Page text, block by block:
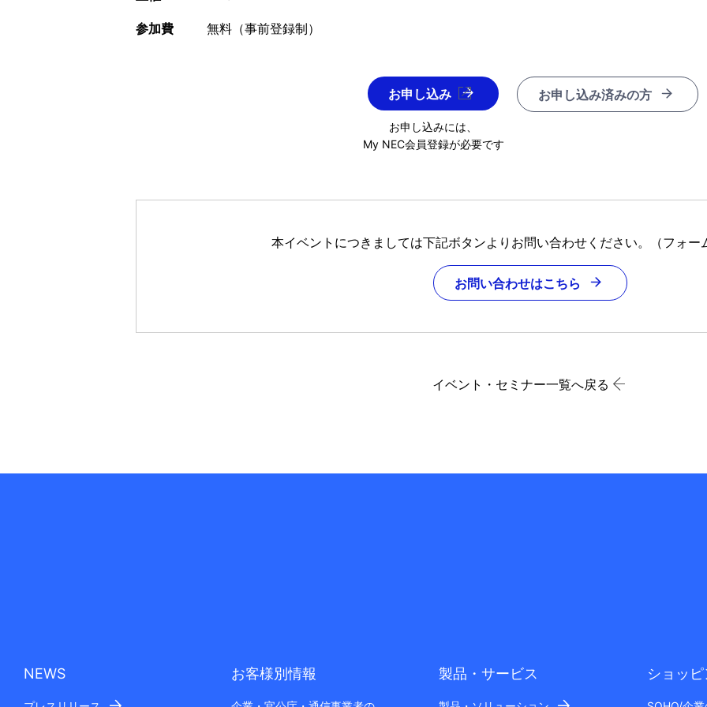
参加費 無料（事前登録制）
お申し込み
お申し込みには、
My NEC会員登録が必要です
お申し込み済みの方
本イベントにつきましては下記ボタンよりお問い合わせください。（フォー
お問い合わせはこちら
イベント・セミナー一覧へ戻る
NEWS お客様別情報 製品・サービス ショッ